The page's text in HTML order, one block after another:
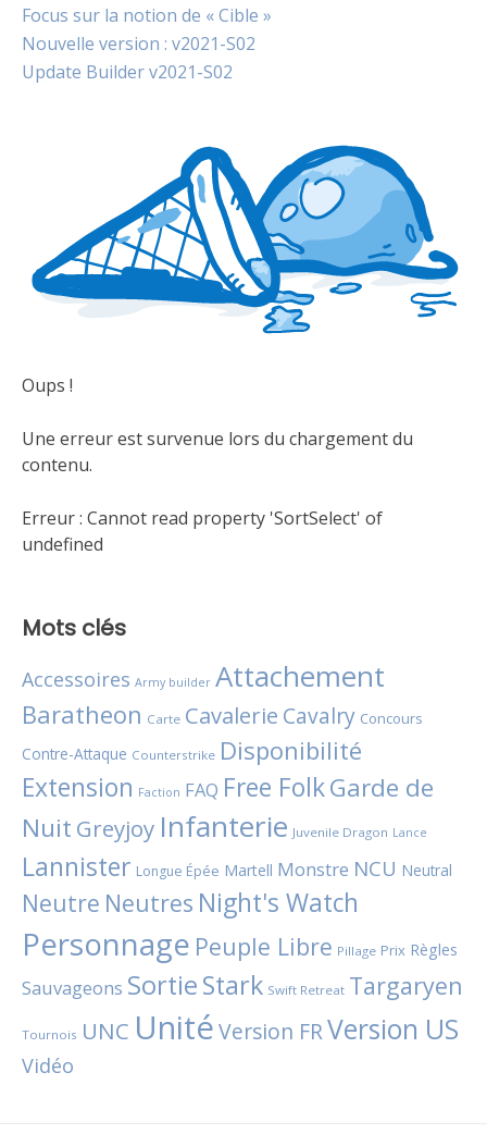
Focus sur la notion de « Cible »
Nouvelle version : v2021-S02
Update Builder v2021-S02
Oups !
Une erreur est survenue lors du chargement du
contenu.
Erreur : Cannot read property 'SortSelect' of
undefined
Mots clés
Accessoires Army builder Attachement
Baratheon Carte Cavalerie Cavalry Concours
Contre-Attaque Counterstrike Disponibilité
Extension Faction FAQ Free FolkGarde de
Nuit Greyjoy Infanterie Juvenile Dragon Lance
Lannister Longue Épée Martell Monstre NCU Neutral
Neutre Neutres Night's Watch
Personnage Peuple Libre Pillage Prix Règles
Sauvageons SortieStark Swift Retreat Targaryen
Tournois UNC UnitéVersion FRVersion US
Vidéo